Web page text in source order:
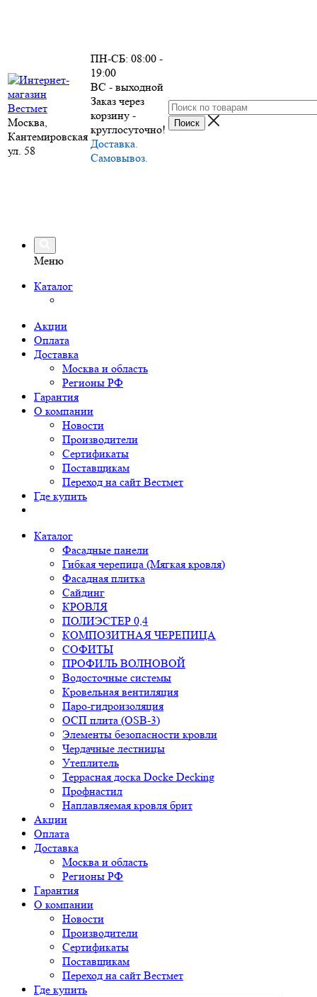
Москва,
Кантемировская
ул. 58
ПН-СБ: 08:00 -
19:00
ВС - выходной
Заказ через
корзину -
круглосуточно!
Доставка.
Самовывоз.
Меню
Каталог
Акции
Оплата
Доставка
Москва и область
Регионы РФ
Гарантия
О компании
Новости
Производители
Сертификаты
Поставщикам
Переход на сайт Вестмет
Где купить
Каталог
Фасадные панели
Гибкая черепица (Мягкая кровля)
Фасадная плитка
Сайдинг
КРОВЛЯ
ПОЛИЭСТЕР 0,4
КОМПОЗИТНАЯ ЧЕРЕПИЦА
СОФИТЫ
ПРОФИЛЬ ВОЛНОВОЙ
Водосточные системы
Кровельная вентиляция
Паро-гидроизоляция
ОСП плита (OSB-3)
Элементы безопасности кровли
Чердачные лестницы
Утеплитель
Террасная доска Docke Decking
Профнастил
Наплавляемая кровля брит
Акции
Оплата
Доставка
Москва и область
Регионы РФ
Гарантия
О компании
Новости
Производители
Сертификаты
Поставщикам
Переход на сайт Вестмет
Где купить